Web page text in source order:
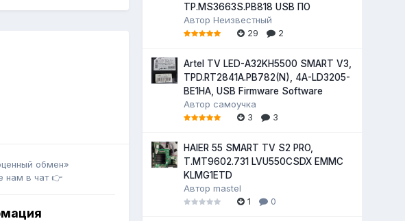
обмен»
нам в чат 👉
TP.MS3663S.PB818 USB ПО
АвторНеизвестный
29
2
Artel TV LED-A32KH5500 SMART V3,
TPD.RT2841A.PB782(N), 4A-LD3205-
BE1HA, USB Firmware Software
Автор самоучка
3
3
HAIER 55 SMART TV S2 PRO,
T.MT9602.731 LVU550CSDX EMMC
KLMG1ETD
Авторmastel
1
0